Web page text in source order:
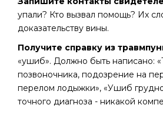
упали? Кто вызвал помощь? Их
доказательству вины.
Получите справку из
«ушиб». Должно быть написано:
позвоночника, подозрение на
перелом лодыжки», «Ушиб
точного диагноза - никакой